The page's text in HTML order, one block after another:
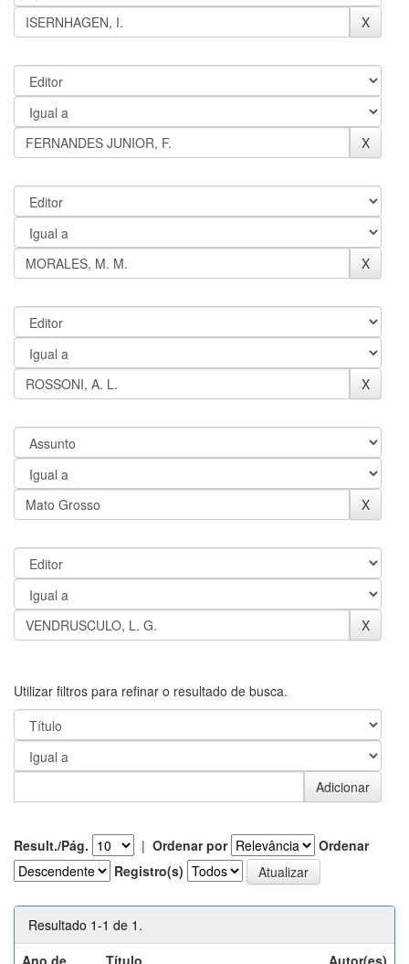
Utilizar filtros para refinar o resultado de busca.
Result./Pág. | Ordenar por
Ordenar
Registro(s)
Resultado 1-1 de 1.
Ano de
Título Autor(es)